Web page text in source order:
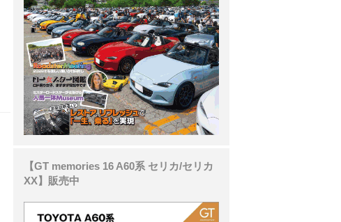
【GT memories 16 A60系 セリカ/セリカ
XX】販売中